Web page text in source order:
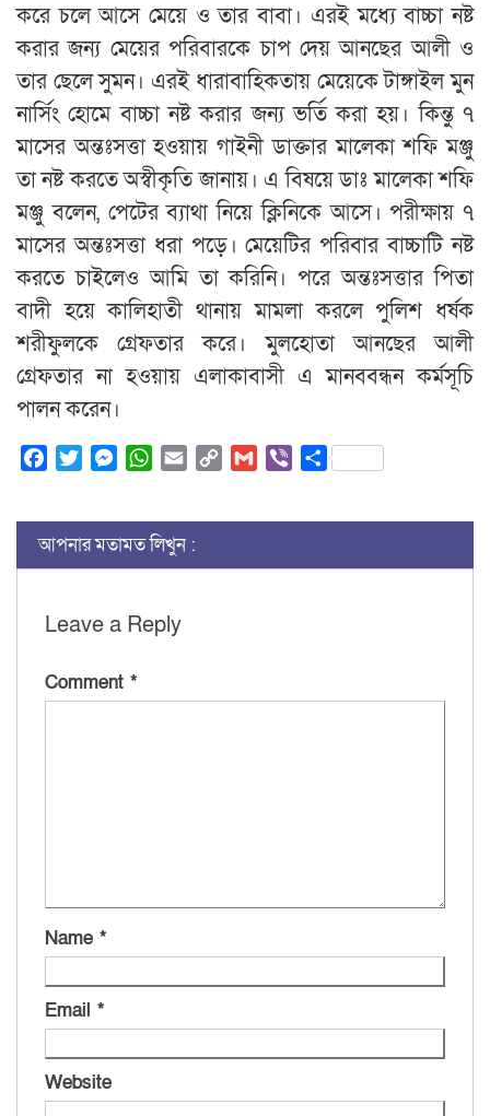
করে চলে আসে মেয়ে ও তার বাবা। এরই মধ্যে বাচ্চা নষ্ট
করার জন্য মেয়ের পরিবারকে চাপ দেয় আনছের আলী ও
তার ছেলে সুমন। এরই ধারাবাহিকতায় মেয়েকে টাঙ্গাইল মুন
নার্সিং হোমে বাচ্চা নষ্ট করার জন্য ভর্তি করা হয়। কিন্তু ৭
মাসের অন্তঃসত্তা হওয়ায় গাইনী ডাক্তার মালেকা শফি মঞ্জু
তা নষ্ট করতে অস্বীকৃতি জানায়। এ বিষয়ে ডাঃ মালেকা শফি
মঞ্জু বলেন, পেটের ব্যাথা নিয়ে ক্লিনিকে আসে। পরীক্ষায় ৭
মাসের অন্তঃসত্তা ধরা পড়ে। মেয়েটির পরিবার বাচ্চাটি নষ্ট
করতে চাইলেও আমি তা করিনি। পরে অন্তঃসত্তার পিতা
বাদী হয়ে কালিহাতী থানায় মামলা করলে পুলিশ ধর্ষক
শরীফুলকে গ্রেফতার করে। মুলহোতা আনছের আলী
গ্রেফতার না হওয়ায় এলাকাবাসী এ মানববন্ধন কর্মসূচি
পালন করেন।
FacebookTwitterMessenger
WhatsApp
Email Copy
Gmail ViberShare
আপনার মতামত লিখুন :
Leave a Reply
Comment *
Name *
Email *
Website